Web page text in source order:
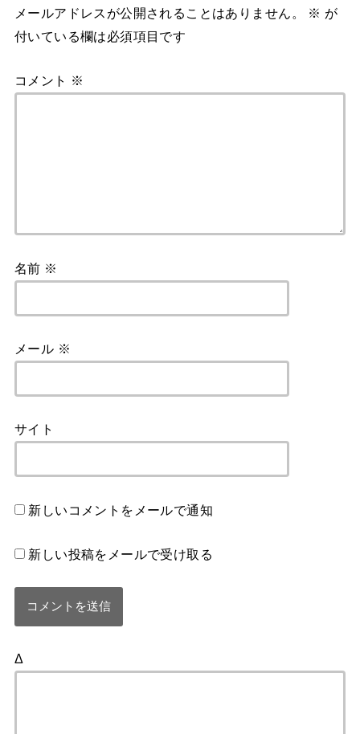
メールアドレスが公開されることはありません。 ※ が
付いている欄は必須項目です
コメント ※
名前 ※
メール ※
サイト
新しいコメントをメールで通知
新しい投稿をメールで受け取る
Δ